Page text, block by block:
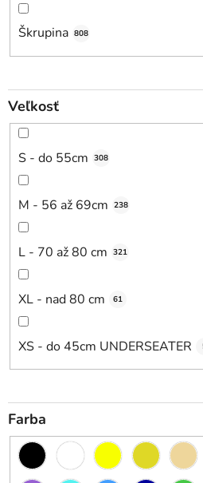
Škrupina 808
Veľkosť
S - do 55cm 308
M - 56 až 69cm 238
L - 70 až 80 cm 321
XL - nad 80 cm 61
XS - do 45cm UNDERSEATER
Farba